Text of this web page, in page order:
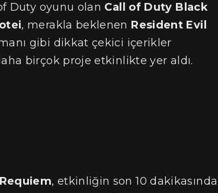
Duty oyunu olan Call of Duty Black
, merakla beklenen Resident Evil
gibi dikkat çekici içerikler
birçok proje etkinlikte yer aldı.
, etkinliğin son 10 dakikasında